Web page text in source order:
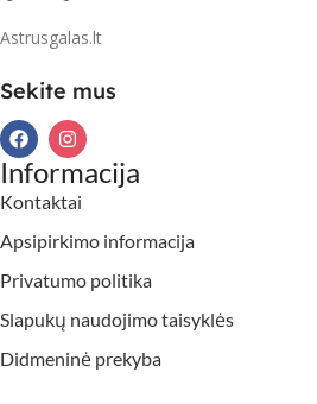
Astrusgalas.lt
Sekite mus
Informacija
Kontaktai
Apsipirkimo informacija
Privatumo politika
Slapukų naudojimo taisyklės
Didmeninė prekyba